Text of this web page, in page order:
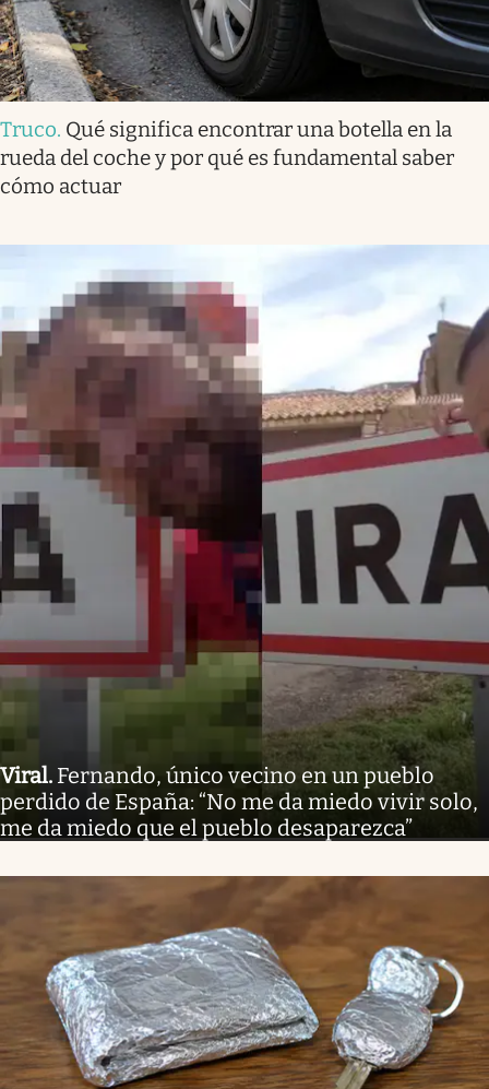
Truco. Qué significa encontrar una botella en la
rueda del coche y por qué es fundamental saber
cómo actuar
Viral. Fernando, único vecino en un pueblo
perdido de España: “No me da miedo vivir solo,
me da miedo que el pueblo desaparezca”